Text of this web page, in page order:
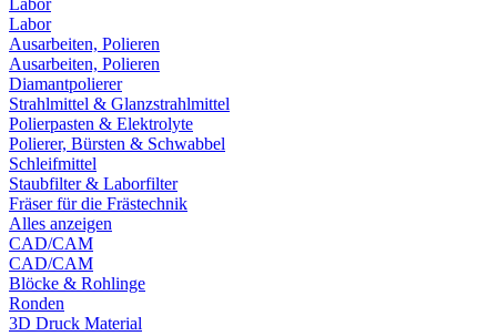
Labor
Labor
Ausarbeiten, Polieren
Ausarbeiten, Polieren
Diamantpolierer
Strahlmittel & Glanzstrahlmittel
Polierpasten & Elektrolyte
Polierer, Bürsten & Schwabbel
Schleifmittel
Staubfilter & Laborfilter
Fräser für die Frästechnik
Alles anzeigen
CAD/CAM
CAD/CAM
Blöcke & Rohlinge
Ronden
3D Druck Material